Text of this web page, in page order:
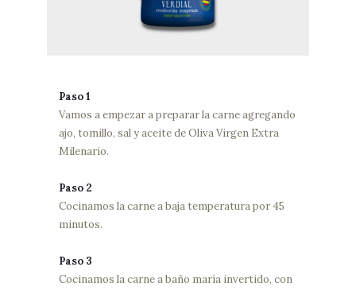
Paso 1
Vamos a empezar a preparar la carne agregando
ajo, tomillo, sal y aceite de Oliva Virgen Extra
Milenario.
Paso 2
Cocinamos la carne a baja temperatura por 45
minutos.
Paso 3
Cocinamos la carne a baño maría invertido, con